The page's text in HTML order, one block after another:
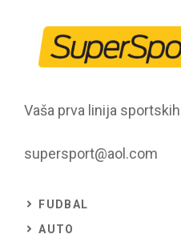
Vaša prva linija
supersport@aol.com
FUDBAL
AUTO